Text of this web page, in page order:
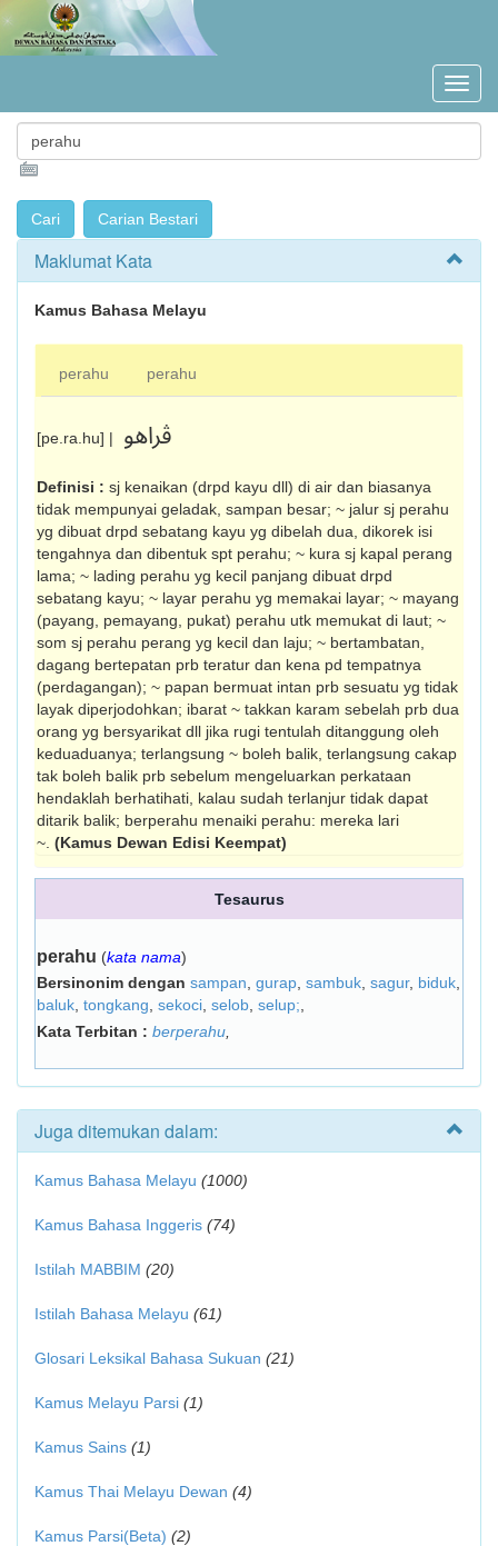
Maklumat Kata
Kamus Bahasa Melayu
perahu perahu
[pe.ra.hu] | ڤراهو
Definisi : sj kenaikan (drpd kayu dll) di air dan biasanya
tidak mempunyai geladak, sampan besar; ~ jalur sj perahu
yg dibuat drpd sebatang kayu yg dibelah dua, dikorek isi
tengahnya dan dibentuk spt perahu; ~ kura sj kapal perang
lama; ~ lading perahu yg kecil panjang dibuat drpd
sebatang kayu; ~ layar perahu yg mema­kai layar; ~ mayang
(payang, pemayang, pukat) perahu utk memukat di laut; ~
som sj perahu perang yg kecil dan laju; ~ bertambatan,
dagang bertepatan prb teratur dan kena pd tempatnya
(perdaga­ngan); ~ papan bermuat intan prb sesuatu yg tidak
layak diperjodohkan; ibarat ~ takkan karam sebelah prb dua
orang yg bersyarikat dll jika rugi tentulah ditanggung oleh
kedua­duanya; terlangsung ~ boleh balik, terlangsung cakap
tak boleh balik prb sebelum mengeluarkan perkataan
hendaklah berhati­hati, kalau sudah terlanjur tidak dapat
ditarik balik; berperahu menaiki perahu: mereka lari
~. (Kamus Dewan Edisi Keempat)
Tesaurus
perahu (kata nama)
Bersinonim dengan sampan gurap sambuk sagur, biduk
baluk tongkang sekoci selob selup;
Kata Terbitan : berperahu
Juga ditemukan dalam:
Kamus Bahasa Melayu (1000)
Kamus Bahasa Inggeris (74)
Istilah MABBIM (20)
Istilah Bahasa Melayu (61)
Glosari Leksikal Bahasa Sukuan (21)
Kamus Melayu Parsi (1)
Kamus Sains (1)
Kamus Thai Melayu Dewan (4)
Kamus Parsi(Beta) (2)